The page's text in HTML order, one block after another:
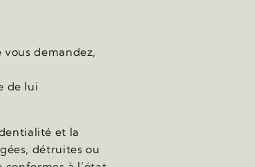
demandez,
de lui
et la
détruites ou